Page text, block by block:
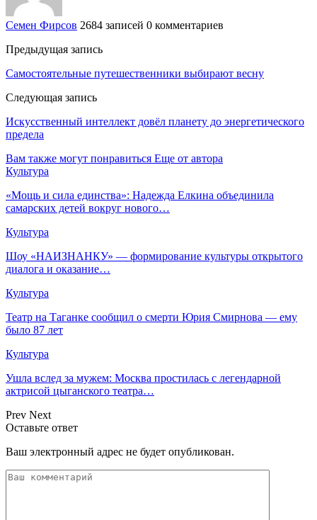
Семен Фирсов 2684 записей 0 комментариев
Предыдущая запись
Самостоятельные путешественники выбирают весну
Следующая запись
Искусственный интеллект довёл планету до энергетического
предела
Вам также могут понравиться Еще от автора
Культура
«Мощь и сила единства»: Надежда Елкина объединила
самарских детей вокруг нового…
Культура
Шоу «НАИЗНАНКУ» — формирование культуры открытого
диалога и оказание…
Культура
Театр на Таганке сообщил о смерти Юрия Смирнова — ему
было 87 лет
Культура
Ушла вслед за мужем: Москва простилась с легендарной
актрисой цыганского театра…
Prev Next
Оставьте ответ
Ваш электронный адрес не будет опубликован.